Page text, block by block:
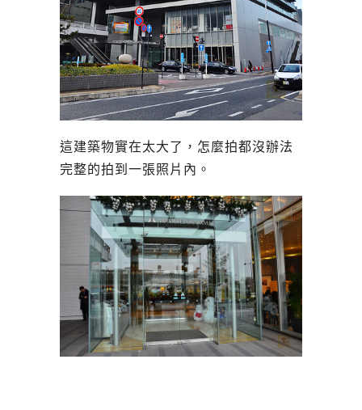
這建築物實在太大了，怎麼拍都沒辦法
完整的拍到一張照片內。